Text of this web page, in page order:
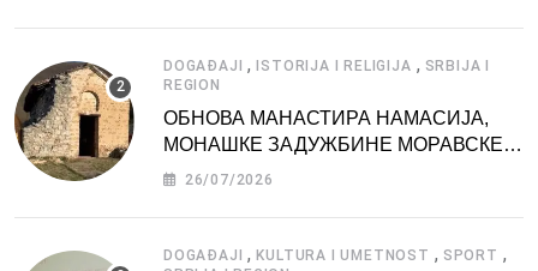
DOGAĐAJI ,ISTORIJA I RELIGIJA , SRBIJA I
REGION
ОБНОВА МАНАСТИРА НАМАСИЈА,
МОНАШКЕ ЗАДУЖБИНЕ МОРАВСКЕ
СРБИЈЕ
26/07/2026
DOGAĐAJI ,KULTURA I UMETNOST , SPORT ,